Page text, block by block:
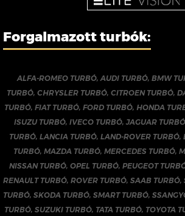
Forgalmazott turbók:
ALFA-ROMEO TURBÓ,AUDI TURBÓ, BMW
TURBÓ, CHRYSLER TURBÓ, CITROEN TURBÓ,
TURBÓ,FIAT TURBÓ,FORD TURBÓ, HONDA
ISUZU TURBÓ,IVECO TURBÓ,JAGUAR
TURBÓ,LANCIA TURBÓ,LAND-ROVER TURBÓ,
TURBÓ, MAZDA TURBÓ, MERCEDES TURBÓ,
NISSAN TURBÓ, OPEL TURBÓ, PEUGEOT
RENAULT TURBÓ,ROVER TURBÓ,SAAB TURBÓ,
TURBÓ, SKODA TURBÓ, SMART TURBÓ,
TURBÓ,SUZUKI TURBÓ, TATA TURBÓ, TOYOTA